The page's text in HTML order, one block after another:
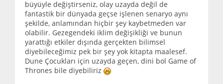
büyüyle değiştirseniz, olay uzayda değil de
fantastik bir dünyada geçse işlenen senaryo aynı
şekilde, anlamından hiçbir şey kaybetmeden var
olabilir. Gezegendeki iklim değişikliği ve bunun
yarattığı etkiler dışında gerçekten bilimsel
diyebileceğimiz pek bir şey yok kitapta maalesef.
Dune Çocukları için uzayda geçen, dini bol Game of
Thrones bile diyebiliriz